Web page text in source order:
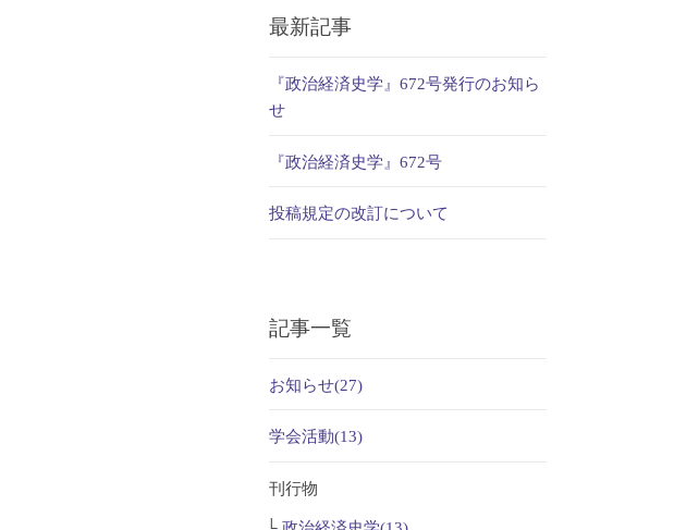
最新記事
『政治経済史学』672号発行のお知ら
せ
『政治経済史学』672号
投稿規定の改訂について
記事一覧
お知らせ(27)
学会活動(13)
刊行物